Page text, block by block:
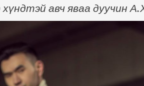
авч яваа дуучин
нэг л мэдэхэд
нь энэ